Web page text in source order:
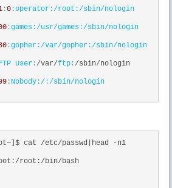
:0 :operator :/root :/sbin/nologin
:games :/usr/games :/sbin/nologin
:gopher :/var/gopher :/sbin/nologin
User: /var/ftp: /sbin/nologin
:Nobody :/ :/sbin/nologin
cat /etc/passwd |head -n1
root:/bin/bash